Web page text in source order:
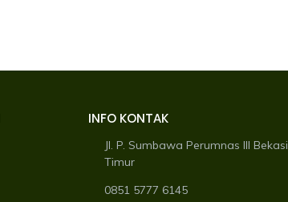
INFO KONTAK
Jl. P. Sumbawa Perumnas III Bekasi
Timur
0851 5777 6145